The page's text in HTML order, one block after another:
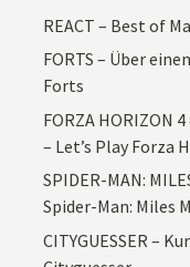
REACT – Best of
FORTS – Über
Forts
FORZA HORIZON
– Let’s Play Forza
SPIDER-MAN:
Spider-Man: Miles
CITYGUESSER –